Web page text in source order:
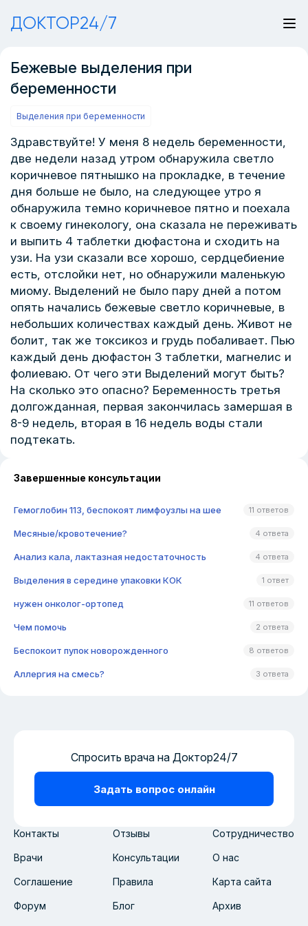
ДОКТОР24/7
Бежевые выделения при
беременности
Выделения при беременности
Здравствуйте! У меня 8 недель беременности,
две недели назад утром обнаружила светло
коричневое пятнышко на прокладке, в течение
дня больше не было, на следующее утро я
обнаружила темно коричневое пятно и поехала
к своему гинекологу, она сказала не переживать
и выпить 4 таблетки дюфастона и сходить на
узи. На узи сказали все хорошо, сердцебиение
есть, отслойки нет, но обнаружили маленькую
миому. Выделений не было пару дней а потом
опять начались бежевые светло коричневые, в
небольших количествах каждый день. Живот не
болит, так же токсикоз и грудь побаливает. Пью
каждый день дюфастон 3 таблетки, магнелис и
фолиеваю. От чего эти Выделений могут быть?
На сколько это опасно? Беременность третья
долгожданная, первая закончилась замершая в
8-9 недель, вторая в 16 недель воды стали
подтекать.
Завершенные консультации
Гемоглобин 113, беспокоят лимфоузлы на шее 11 ответов
Месяные/кровотечение? 4 ответа
Анализ кала, лактазная недостаточность 4 ответа
Выделения в середине упаковки КОК 1 ответ
нужен онколог-ортопед 11 ответов
Чем помочь 2 ответа
Беспокоит пупок новорожденного 8 ответов
Аллергия на смесь? 3 ответа
Контакты Отзывы Сотрудничество
Врачи Консультации О нас
Соглашение Правила Карта сайта
Форум Блог Архив
Спросить врача на Доктор24/7
Задать вопрос онлайн